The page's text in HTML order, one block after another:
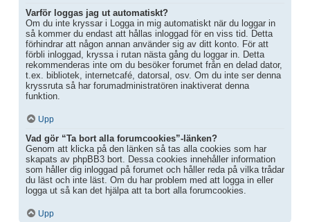
Varför loggas jag ut automatiskt?
Om du inte kryssar i Logga in mig automatiskt när du loggar in
så kommer du endast att hållas inloggad för en viss tid. Detta
förhindrar att någon annan använder sig av ditt konto. För att
förbli inloggad, kryssa i rutan nästa gång du loggar in. Detta
rekommenderas inte om du besöker forumet från en delad dator,
t.ex. bibliotek, internetcafé, datorsal, osv. Om du inte ser denna
kryssruta så har forumadministratören inaktiverat denna
funktion.
Upp
Vad gör “Ta bort alla forumcookies”-länken?
Genom att klicka på den länken så tas alla cookies som har
skapats av phpBB3 bort. Dessa cookies innehåller information
som håller dig inloggad på forumet och håller reda på vilka trådar
du läst och inte läst. Om du har problem med att logga in eller
logga ut så kan det hjälpa att ta bort alla forumcookies.
Upp